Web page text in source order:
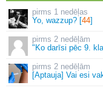
1 nedēļas
Yo, wazzup? [44]
2 nedēļām
"Ko darīsi pēc 9.
2 nedēļām
[Aptauja] Vai esi